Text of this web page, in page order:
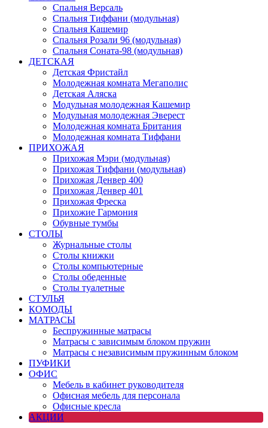
Спальня Версаль
Спальня Тиффани (модульная)
Спальня Кашемир
Спальня Розали 96 (модульная)
Спальня Соната-98 (модульная)
ДЕТСКАЯ
Детская Фристайл
Молодежная комната Мегаполис
Детская Аляска
Модульная молодежная Кашемир
Модульная молодежная Эверест
Молодежная комната Британия
Молодежная комната Тиффани
ПРИХОЖАЯ
Прихожая Мэри (модульная)
Прихожая Тиффани (модульная)
Прихожая Денвер 400
Прихожая Денвер 401
Прихожая Фреска
Прихожие Гармония
Обувные тумбы
СТОЛЫ
Журнальные столы
Столы книжки
Столы компьютерные
Столы обеденные
Столы туалетные
СТУЛЬЯ
КОМОДЫ
МАТРАСЫ
Беспружинные матрасы
Матрасы с зависимым блоком пружин
Матрасы с независимым пружинным блоком
ПУФИКИ
ОФИС
Мебель в кабинет руководителя
Офисная мебель для персонала
Офисные кресла
АКЦИИ